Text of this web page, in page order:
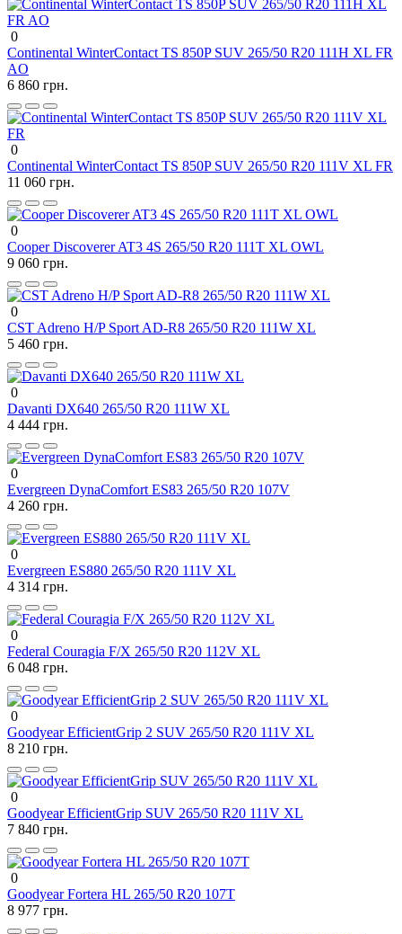
0
Continental WinterContact TS 850P SUV 265/50 R20 111H XL FR
AO
6 860 грн.
0
Continental WinterContact TS 850P SUV 265/50 R20 111V XL FR
11 060 грн.
0
Cooper Discoverer AT3 4S 265/50 R20 111T XL OWL
9 060 грн.
0
CST Adreno H/P Sport AD-R8 265/50 R20 111W XL
5 460 грн.
0
Davanti DX640 265/50 R20 111W XL
4 444 грн.
0
Evergreen DynaComfort ES83 265/50 R20 107V
4 260 грн.
0
Evergreen ES880 265/50 R20 111V XL
4 314 грн.
0
Federal Couragia F/X 265/50 R20 112V XL
6 048 грн.
0
Goodyear EfficientGrip 2 SUV 265/50 R20 111V XL
8 210 грн.
0
Goodyear EfficientGrip SUV 265/50 R20 111V XL
7 840 грн.
0
Goodyear Fortera HL 265/50 R20 107T
8 977 грн.